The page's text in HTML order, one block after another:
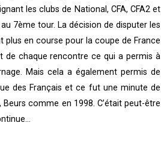
les clubs de National, CFA, CFA2 et
7ème tour. La décision de disputer les
plus en course pour la coupe de France
de chaque rencontre ce qui a permis à
Mais cela a également permis de
des Français et ce fut une minute de
comme en 1998. C’était peut-être